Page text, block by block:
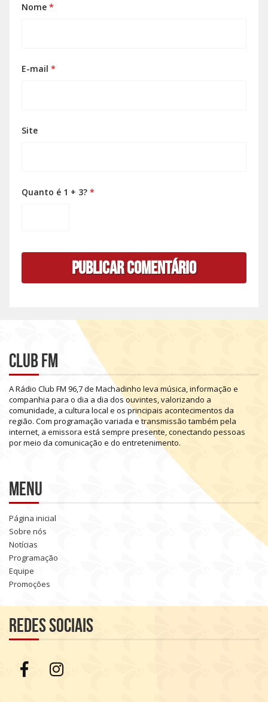
Nome *
E-mail *
Site
Quanto é 1 + 3? *
Club FM
ARádio Club FM 96,7de Machadinho leva música,informação e
companhia para o dia a dia dosouvintes,valorizando a
comunidade, a cultura local e os principais acontecimentos da
região. Com programação variada etransmissão também pela
internet, a emissora está sempre presente,conectando pessoas
pormeio da comunicação e do entretenimento.
Menu
Página inicial
Sobre nós
Notícias
Programação
Equipe
Promoções
Redes sociais